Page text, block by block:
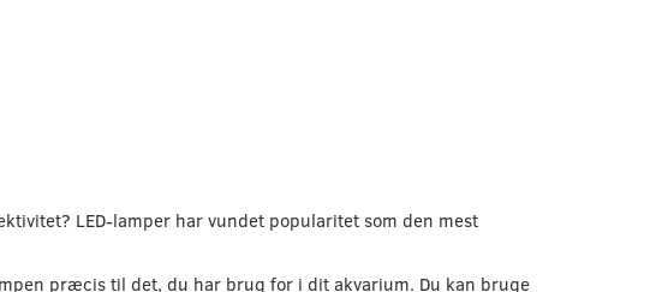
LED-lamper har vundet popularitet som den mest
præcis til det, du har brug for i dit akvarium. Du kan bruge